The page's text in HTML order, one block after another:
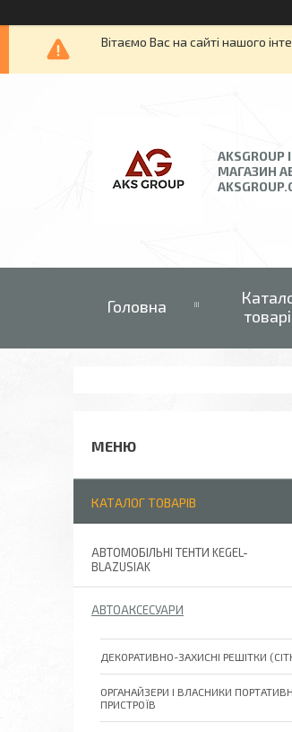
Вітаємо Вас на сайті нашого
МАГАЗИН
Головна
КАТАЛОГ ТОВАРІВ
АВТОМОБІЛЬНІ ТЕНТИ KEGEL-
BLAZUSIAK
АВТОАКСЕСУАРИ
ДЕКОРАТИВНО-ЗАХИСНІ РЕШІТКИ
ОРГАНАЙЗЕРИ І ВЛАСНИКИ
ПРИСТРОЇВ